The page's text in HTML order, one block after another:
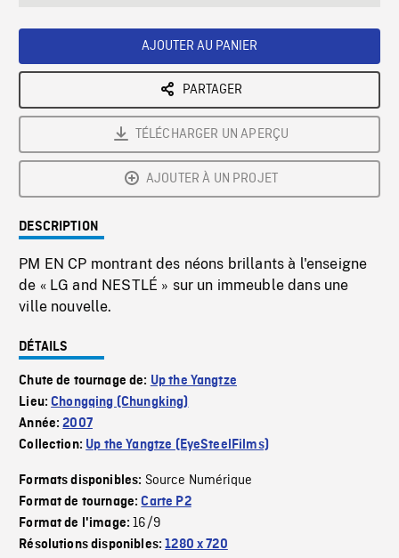
AJOUTER AU PANIER
PARTAGER
TÉLÉCHARGER UN APERÇU
AJOUTER À UN PROJET
DESCRIPTION
PM EN CP montrant des néons brillants à l'enseigne
de « LG and NESTLÉ » sur un immeuble dans une
ville nouvelle.
DÉTAILS
Chute de tournage de: Up the Yangtze
Lieu:Chongqing (Chungking)
Année:2007
Collection: Up the Yangtze (EyeSteelFilms)
Formats disponibles: Source Numérique
Format de tournage:Carte P2
Format de l'image:16/9
Résolutions disponibles:1280 x 720